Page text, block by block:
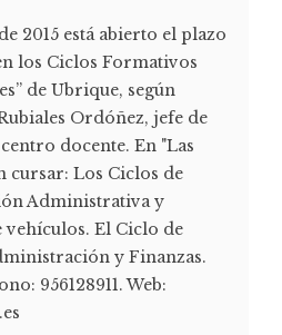
2015 está abierto el plazo
los Ciclos Formativos
de Ubrique, según
Ordóñez, jefe de
docente. En "Las
cursar: Los Ciclos de
Administrativa y
vehículos. El Ciclo de
y Finanzas.
956128911. Web: